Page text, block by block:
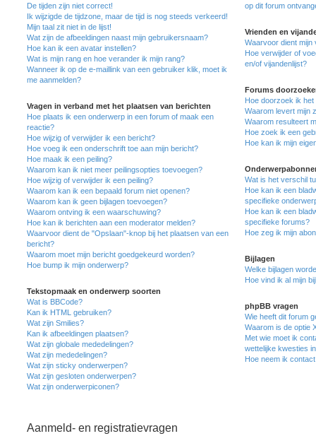
De tijden zijn niet correct!
Ik wijzigde de tijdzone, maar de tijd is nog steeds verkeerd!
Mijn taal zit niet in de lijst!
Wat zijn de afbeeldingen naast mijn gebruikersnaam?
Hoe kan ik een avatar instellen?
Wat is mijn rang en hoe verander ik mijn rang?
Wanneer ik op de e-maillink van een gebruiker klik, moet ik
me aanmelden?
Vragen in verband met het plaatsen van berichten
Hoe plaats ik een onderwerp in een forum of maak een
reactie?
Hoe wijzig of verwijder ik een bericht?
Hoe voeg ik een onderschrift toe aan mijn bericht?
Hoe maak ik een peiling?
Waarom kan ik niet meer peilingsopties toevoegen?
Hoe wijzig of verwijder ik een peiling?
Waarom kan ik een bepaald forum niet openen?
Waarom kan ik geen bijlagen toevoegen?
Waarom ontving ik een waarschuwing?
Hoe kan ik berichten aan een moderator melden?
Waarvoor dient de "Opslaan"-knop bij het plaatsen van een
bericht?
Waarom moet mijn bericht goedgekeurd worden?
Hoe bump ik mijn onderwerp?
Tekstopmaak en onderwerp soorten
Wat is BBCode?
Kan ik HTML gebruiken?
Wat zijn Smilies?
Kan ik afbeeldingen plaatsen?
Wat zijn globale mededelingen?
Wat zijn mededelingen?
Wat zijn sticky onderwerpen?
Wat zijn gesloten onderwerpen?
Wat zijn onderwerpiconen?
op dit forum
Vrienden en
Waarvoor dient mijn
Hoe verwijder of
en/of vijandenlijst?
Forums
Hoe doorzoek ik het
Waarom levert mijn
Waarom resulteert
Hoe zoek ik een
Hoe kan ik mijn
Wat is het verschil
Hoe kan ik een
specifieke
Hoe kan ik een
specifieke forums?
Hoe zeg ik mijn
Bijlagen
Welke bijlagen
Hoe vind ik al mijn
phpBB vragen
Wie heeft dit forum
Waarom is de optie
Met wie moet ik
wettelijke kwesties
Hoe neem ik
Aanmeld- en registratievragen